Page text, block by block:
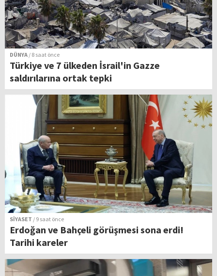
DÜNYA / 8 saat önce
Türkiye ve 7 ülkeden İsrail'in Gazze
saldırılarına ortak tepki
SİYASET / 9 saat önce
Erdoğan ve Bahçeli görüşmesi sona erdi!
Tarihi kareler